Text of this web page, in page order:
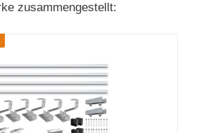
zusammengestellt: